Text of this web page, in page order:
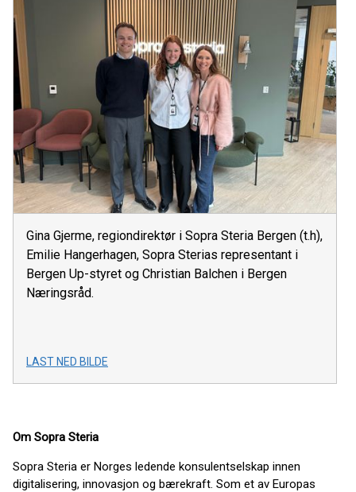
Gina Gjerme, regiondirektør i Sopra Steria Bergen (t.h),
Emilie Hangerhagen, Sopra Sterias representant i
Bergen Up-styret og Christian Balchen i Bergen
Næringsråd.
LAST NED BILDE
Om Sopra Steria
Sopra Steria er Norges ledende konsulentselskap innen
digitalisering, innovasjon og bærekraft. Som et av Europas